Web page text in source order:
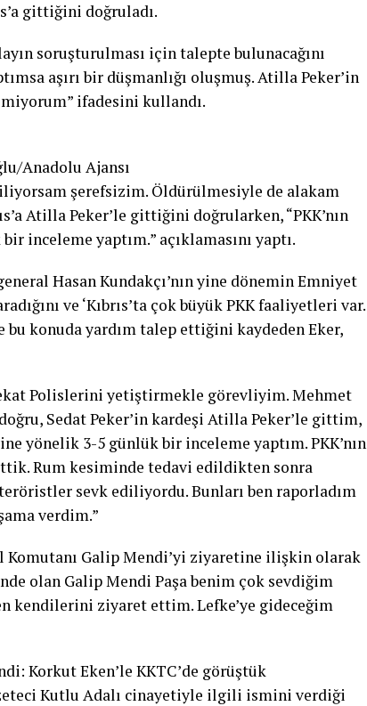
gittiğini doğruladı.
soruşturulması için talepte bulunacağını
aşırı bir düşmanlığı oluşmuş. Atilla Peker’in
ifadesini kullandı.
Anadolu Ajansı
şerefsizim. Öldürülmesiyle de alakam
Atilla Peker’le gittiğini doğrularken, “PKK’nın
inceleme yaptım.” açıklamasını yaptı.
Hasan Kundakçı’nın yine dönemin Emniyet
ve ‘Kıbrıs’ta çok büyük PKK faaliyetleri var.
konuda yardım talep ettiğini kaydeden Eker,
Polislerini yetiştirmekle görevliyim. Mehmet
Sedat Peker’in kardeşi Atilla Peker’le gittim,
yönelik 3-5 günlük bir inceleme yaptım. PKK’nın
Rum kesiminde tedavi edildikten sonra
sevk ediliyordu. Bunları ben raporladım
verdim.”
Komutanı Galip Mendi’yi ziyaretine ilişkin olarak
olan Galip Mendi Paşa benim çok sevdiğim
kendilerini ziyaret ettim. Lefke’ye gideceğim
Korkut Eken’le KKTC’de görüştük
Kutlu Adalı cinayetiyle ilgili ismini verdiği